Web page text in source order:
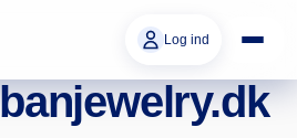
Log ind